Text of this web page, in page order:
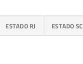
ESTADO RJ ESTADO SC